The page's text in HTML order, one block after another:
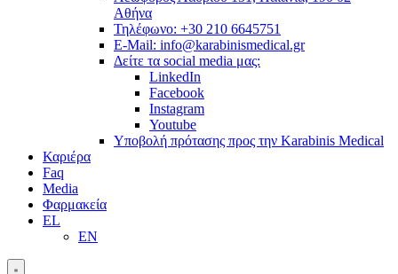
Αθήνα
Τηλέφωνο: +30 210 6645751
E-Mail: info@karabinismedical.gr
Δείτε τα social media μας:
LinkedIn
Facebook
Instagram
Youtube
Υποβολή πρότασης προς την Karabinis Medical
Καριέρα
Faq
Media
Φαρμακεία
EL
EN